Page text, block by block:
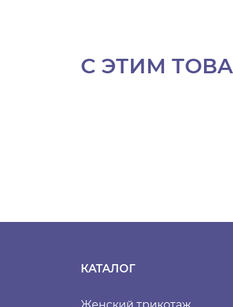
С ЭТИМ
КАТАЛОГ